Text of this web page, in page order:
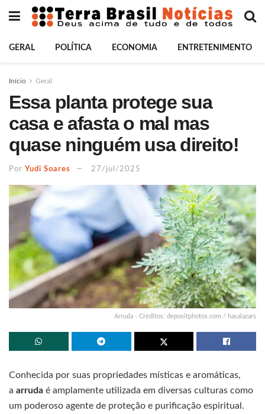
GERAL POLÍTICA ECONOMIA ENTRETENIMENTO
Início Geral
Essa planta protege sua
casa e afasta o mal mas
quase ninguém usa direito!
Por Yudi Soares 27/jul/2025
Arruda - Créditos: depositphotos.com / hasalazars
Conhecida por suas propriedades místicas e aromáticas,
a arruda é amplamente utilizada em diversas culturas como
um poderoso agente de proteção e purificação espiritual.